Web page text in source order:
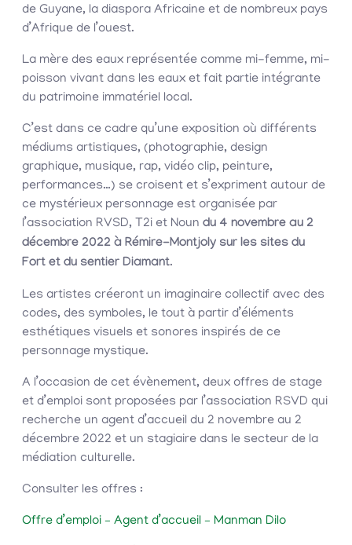
de Guyane, la diaspora Africaine et de nombreux pays
d’Afrique de l’ouest.
La mère des eaux représentée comme mi-femme, mi-
poisson vivant dans les eaux et fait partie intégrante
du patrimoine immatériel local.
C’est dans ce cadre qu’une exposition où différents
médiums artistiques, (photographie, design
graphique, musique, rap, vidéo clip, peinture,
performances…) se croisent et s’expriment autour de
ce mystérieux personnage est organisée par
l’association RVSD, T2i et Noun du 4 novembre au 2
décembre 2022 à Rémire-Montjoly sur les sites du
Fort et du sentier Diamant.
Les artistes créeront un imaginaire collectif avec des
codes, des symboles, le tout à partir d’éléments
esthétiques visuels et sonores inspirés de ce
personnage mystique.
A l’occasion de cet évènement, deux offres de stage
et d’emploi sont proposées par l’association RSVD qui
recherche un agent d’accueil du 2 novembre au 2
décembre 2022 et un stagiaire dans le secteur de la
médiation culturelle.
Consulter les offres :
Offre d’emploi – Agent d’accueil – Manman Dilo